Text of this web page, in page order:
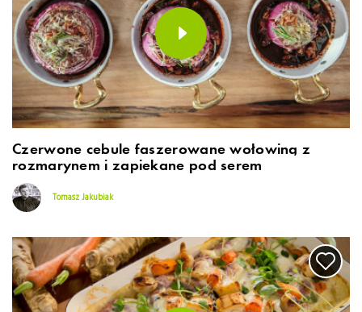
Czerwone cebule faszerowane wołowiną z
rozmarynem i zapiekane pod serem
Tomasz Jakubiak